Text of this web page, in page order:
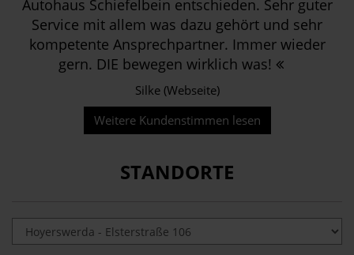
Autohaus Schiefelbein entschieden. Sehr guter
Service mit allem was dazu gehört und sehr
kompetente Ansprechpartner. Immer wieder
gern. DIE bewegen wirklich was!
Silke (Webseite)
Weitere Kundenstimmen lesen
STANDORTE